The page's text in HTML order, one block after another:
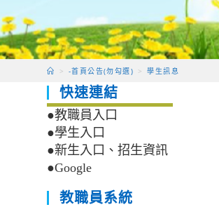
> -首頁公告(勿勾選) > 學生訊息
快速連結
●教職員入口
●學生入口
●新生入口、招生資訊
●Google
教職員系統